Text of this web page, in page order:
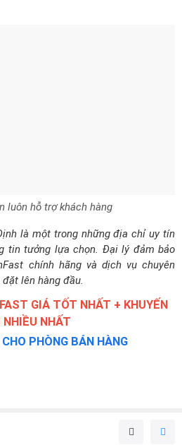
luôn hỗ trợ khách hàng
là một trong những địa chỉ uy tín
tin tưởng lựa chọn. Đại lý đảm bảo
chính hãng và dịch vụ chuyên
lên hàng đầu.
GIÁ TỐT NHẤT + KHUYẾN
NHẤT
PHÒNG BÁN HÀNG